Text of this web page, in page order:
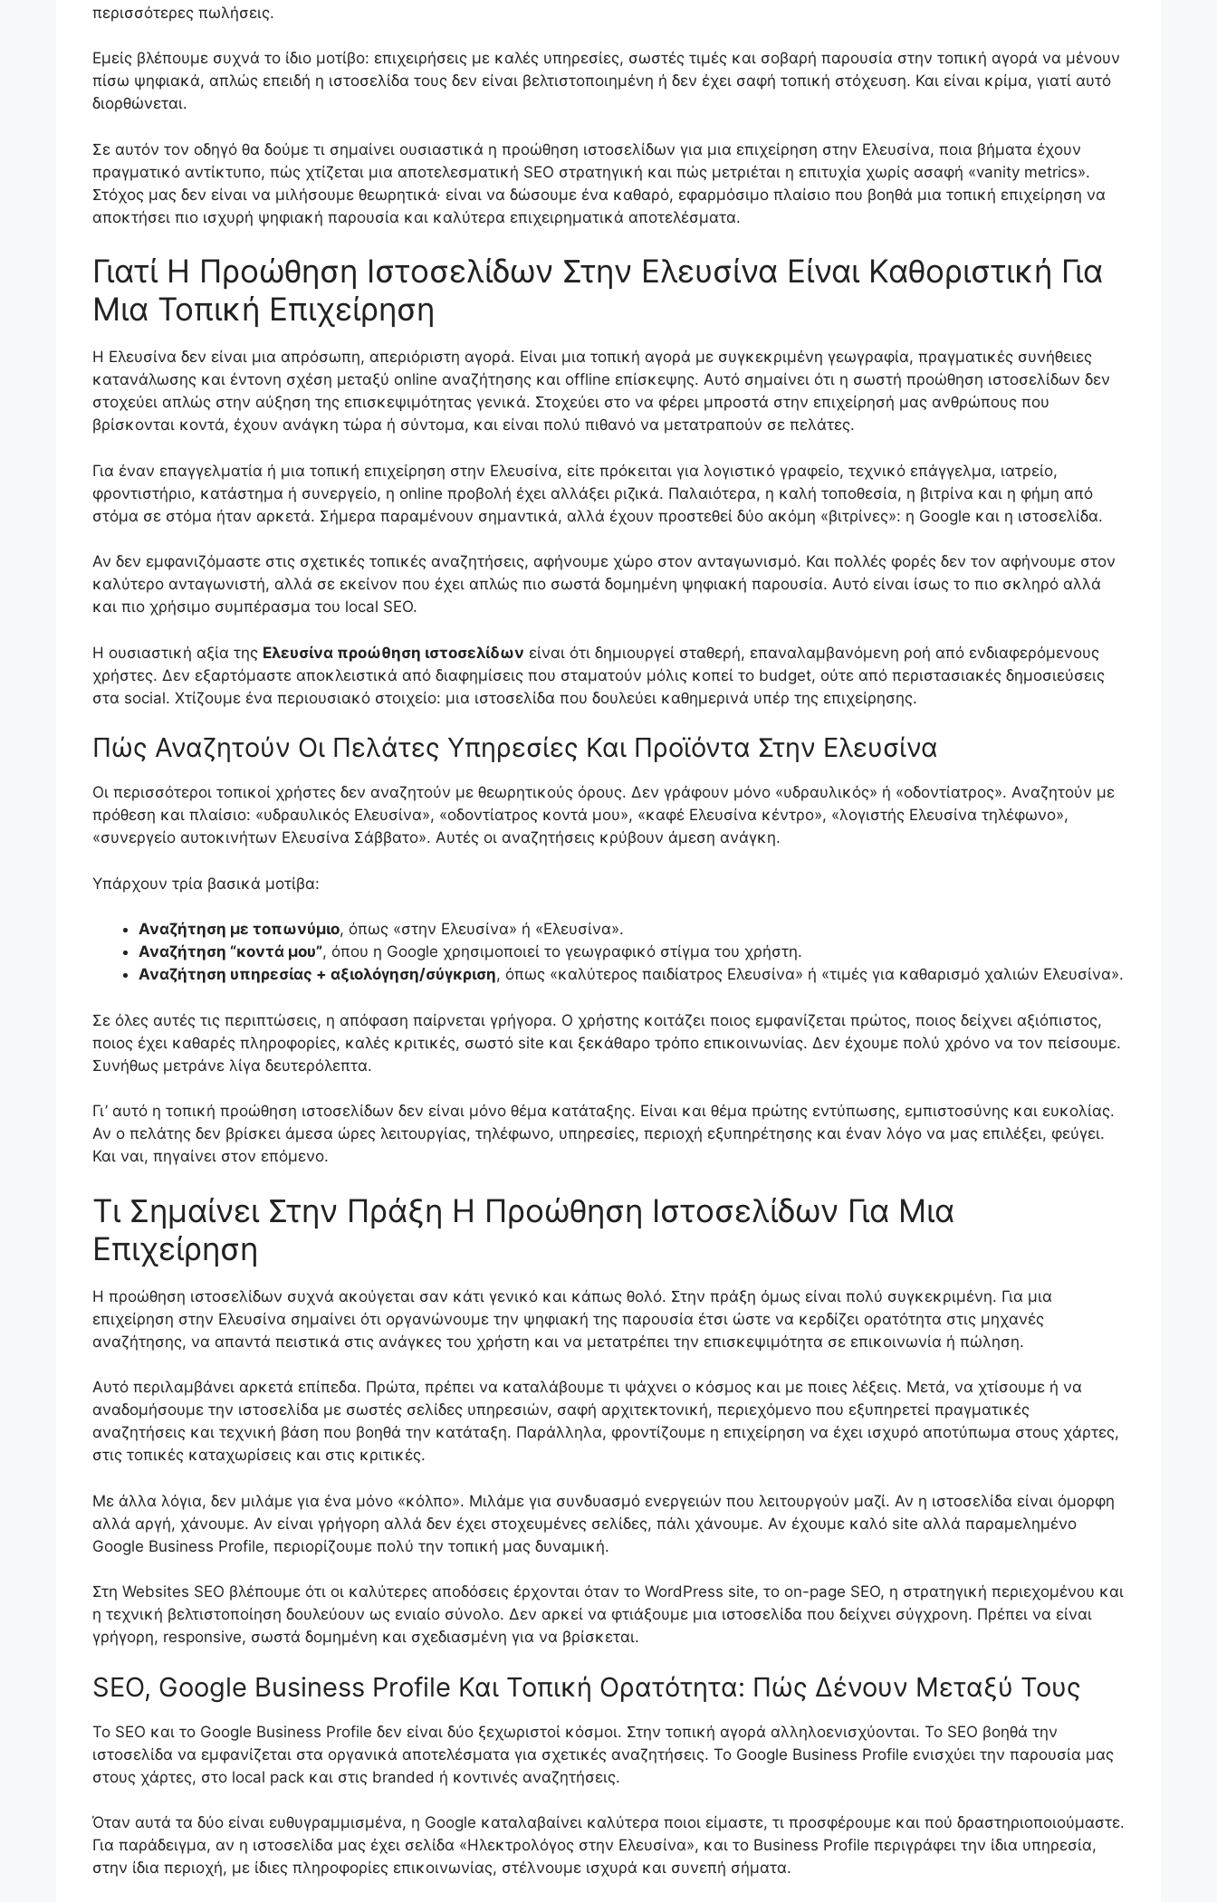
περισσότερες πωλήσεις.
Εμείς βλέπουμε συχνά το ίδιο μοτίβο: επιχειρήσεις με καλές υπηρεσίες, σωστές τιμές και σοβαρή παρουσία στην τοπική αγορά να μένουν
πίσω ψηφιακά, απλώς επειδή η ιστοσελίδα τους δεν είναι βελτιστοποιημένη ή δεν έχει σαφή τοπική στόχευση. Και είναι κρίμα, γιατί αυτό
διορθώνεται.
Σε αυτόν τον οδηγό θα δούμε τι σημαίνει ουσιαστικά η προώθηση ιστοσελίδων για μια επιχείρηση στην Ελευσίνα, ποια βήματα έχουν
πραγματικό αντίκτυπο, πώς χτίζεται μια αποτελεσματική SEO στρατηγική και πώς μετριέται η επιτυχία χωρίς ασαφή «vanity metrics».
Στόχος μας δεν είναι να μιλήσουμε θεωρητικά· είναι να δώσουμε ένα καθαρό, εφαρμόσιμο πλαίσιο που βοηθά μια τοπική επιχείρηση να
αποκτήσει πιο ισχυρή ψηφιακή παρουσία και καλύτερα επιχειρηματικά αποτελέσματα.
Γιατί Η Προώθηση Ιστοσελίδων Στην Ελευσίνα Είναι Καθοριστική Για
Μια Τοπική Επιχείρηση
Η Ελευσίνα δεν είναι μια απρόσωπη, απεριόριστη αγορά. Είναι μια τοπική αγορά με συγκεκριμένη γεωγραφία, πραγματικές συνήθειες
κατανάλωσης και έντονη σχέση μεταξύ online αναζήτησης και offline επίσκεψης. Αυτό σημαίνει ότι η σωστή προώθηση ιστοσελίδων δεν
στοχεύει απλώς στην αύξηση της επισκεψιμότητας γενικά. Στοχεύει στο να φέρει μπροστά στην επιχείρησή μας ανθρώπους που
βρίσκονται κοντά, έχουν ανάγκη τώρα ή σύντομα, και είναι πολύ πιθανό να μετατραπούν σε πελάτες.
Για έναν επαγγελματία ή μια τοπική επιχείρηση στην Ελευσίνα, είτε πρόκειται για λογιστικό γραφείο, τεχνικό επάγγελμα, ιατρείο,
φροντιστήριο, κατάστημα ή συνεργείο, η online προβολή έχει αλλάξει ριζικά. Παλαιότερα, η καλή τοποθεσία, η βιτρίνα και η φήμη από
στόμα σε στόμα ήταν αρκετά. Σήμερα παραμένουν σημαντικά, αλλά έχουν προστεθεί δύο ακόμη «βιτρίνες»: η Google και η ιστοσελίδα.
Αν δεν εμφανιζόμαστε στις σχετικές τοπικές αναζητήσεις, αφήνουμε χώρο στον ανταγωνισμό. Και πολλές φορές δεν τον αφήνουμε στον
καλύτερο ανταγωνιστή, αλλά σε εκείνον που έχει απλώς πιο σωστά δομημένη ψηφιακή παρουσία. Αυτό είναι ίσως το πιο σκληρό αλλά
και πιο χρήσιμο συμπέρασμα του local SEO.
Η ουσιαστική αξία της Ελευσίνα προώθηση ιστοσελίδων είναι ότι δημιουργεί σταθερή, επαναλαμβανόμενη ροή από ενδιαφερόμενους
χρήστες. Δεν εξαρτόμαστε αποκλειστικά από διαφημίσεις που σταματούν μόλις κοπεί το budget, ούτε από περιστασιακές δημοσιεύσεις
στα social. Χτίζουμε ένα περιουσιακό στοιχείο: μια ιστοσελίδα που δουλεύει καθημερινά υπέρ της επιχείρησης.
Πώς Αναζητούν Οι Πελάτες Υπηρεσίες Και Προϊόντα Στην Ελευσίνα
Οι περισσότεροι τοπικοί χρήστες δεν αναζητούν με θεωρητικούς όρους. Δεν γράφουν μόνο «υδραυλικός» ή «οδοντίατρος». Αναζητούν με
πρόθεση και πλαίσιο: «υδραυλικός Ελευσίνα», «οδοντίατρος κοντά μου», «καφέ Ελευσίνα κέντρο», «λογιστής Ελευσίνα τηλέφωνο»,
«συνεργείο αυτοκινήτων Ελευσίνα Σάββατο». Αυτές οι αναζητήσεις κρύβουν άμεση ανάγκη.
Υπάρχουν τρία βασικά μοτίβα:
Αναζήτηση με τοπωνύμιο, όπως «στην Ελευσίνα» ή «Ελευσίνα».
Αναζήτηση “κοντά μου”, όπου η Google χρησιμοποιεί το γεωγραφικό στίγμα του χρήστη.
Αναζήτηση υπηρεσίας + αξιολόγηση/σύγκριση, όπως «καλύτερος παιδίατρος Ελευσίνα» ή «τιμές για καθαρισμό χαλιών Ελευσίνα».
Σε όλες αυτές τις περιπτώσεις, η απόφαση παίρνεται γρήγορα. Ο χρήστης κοιτάζει ποιος εμφανίζεται πρώτος, ποιος δείχνει αξιόπιστος,
ποιος έχει καθαρές πληροφορίες, καλές κριτικές, σωστό site και ξεκάθαρο τρόπο επικοινωνίας. Δεν έχουμε πολύ χρόνο να τον πείσουμε.
Συνήθως μετράνε λίγα δευτερόλεπτα.
Γι’ αυτό η τοπική προώθηση ιστοσελίδων δεν είναι μόνο θέμα κατάταξης. Είναι και θέμα πρώτης εντύπωσης, εμπιστοσύνης και ευκολίας.
Αν ο πελάτης δεν βρίσκει άμεσα ώρες λειτουργίας, τηλέφωνο, υπηρεσίες, περιοχή εξυπηρέτησης και έναν λόγο να μας επιλέξει, φεύγει.
Και ναι, πηγαίνει στον επόμενο.
Τι Σημαίνει Στην Πράξη Η Προώθηση Ιστοσελίδων Για Μια
Επιχείρηση
Η προώθηση ιστοσελίδων συχνά ακούγεται σαν κάτι γενικό και κάπως θολό. Στην πράξη όμως είναι πολύ συγκεκριμένη. Για μια
επιχείρηση στην Ελευσίνα σημαίνει ότι οργανώνουμε την ψηφιακή της παρουσία έτσι ώστε να κερδίζει ορατότητα στις μηχανές
αναζήτησης, να απαντά πειστικά στις ανάγκες του χρήστη και να μετατρέπει την επισκεψιμότητα σε επικοινωνία ή πώληση.
Αυτό περιλαμβάνει αρκετά επίπεδα. Πρώτα, πρέπει να καταλάβουμε τι ψάχνει ο κόσμος και με ποιες λέξεις. Μετά, να χτίσουμε ή να
αναδομήσουμε την ιστοσελίδα με σωστές σελίδες υπηρεσιών, σαφή αρχιτεκτονική, περιεχόμενο που εξυπηρετεί πραγματικές
αναζητήσεις και τεχνική βάση που βοηθά την κατάταξη. Παράλληλα, φροντίζουμε η επιχείρηση να έχει ισχυρό αποτύπωμα στους χάρτες,
στις τοπικές καταχωρίσεις και στις κριτικές.
Με άλλα λόγια, δεν μιλάμε για ένα μόνο «κόλπο». Μιλάμε για συνδυασμό ενεργειών που λειτουργούν μαζί. Αν η ιστοσελίδα είναι όμορφη
αλλά αργή, χάνουμε. Αν είναι γρήγορη αλλά δεν έχει στοχευμένες σελίδες, πάλι χάνουμε. Αν έχουμε καλό site αλλά παραμελημένο
Google Business Profile, περιορίζουμε πολύ την τοπική μας δυναμική.
Στη Websites SEO βλέπουμε ότι οι καλύτερες αποδόσεις έρχονται όταν το WordPress site, το on-page SEO, η στρατηγική περιεχομένου και
η τεχνική βελτιστοποίηση δουλεύουν ως ενιαίο σύνολο. Δεν αρκεί να φτιάξουμε μια ιστοσελίδα που δείχνει σύγχρονη. Πρέπει να είναι
γρήγορη, responsive, σωστά δομημένη και σχεδιασμένη για να βρίσκεται.
SEO, Google Business Profile Και Τοπική Ορατότητα: Πώς Δένουν Μεταξύ Τους
Το SEO και το Google Business Profile δεν είναι δύο ξεχωριστοί κόσμοι. Στην τοπική αγορά αλληλοενισχύονται. Το SEO βοηθά την
ιστοσελίδα να εμφανίζεται στα οργανικά αποτελέσματα για σχετικές αναζητήσεις. Το Google Business Profile ενισχύει την παρουσία μας
στους χάρτες, στο local pack και στις branded ή κοντινές αναζητήσεις.
Όταν αυτά τα δύο είναι ευθυγραμμισμένα, η Google καταλαβαίνει καλύτερα ποιοι είμαστε, τι προσφέρουμε και πού δραστηριοποιούμαστε.
Για παράδειγμα, αν η ιστοσελίδα μας έχει σελίδα «Ηλεκτρολόγος στην Ελευσίνα», και το Business Profile περιγράφει την ίδια υπηρεσία,
στην ίδια περιοχή, με ίδιες πληροφορίες επικοινωνίας, στέλνουμε ισχυρά και συνεπή σήματα.